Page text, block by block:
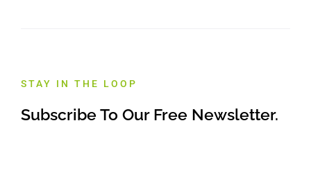
STAY IN THE LOOP
Subscribe To Our Free Newsletter.